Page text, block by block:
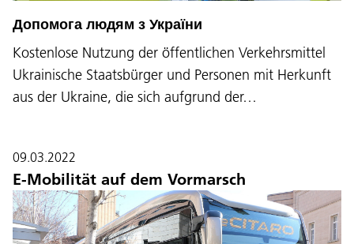
Допомога людям з України
Kostenlose Nutzung der öffentlichen Verkehrsmittel
Ukrainische Staatsbürger und Personen mit Herkunft
aus der Ukraine, die sich aufgrund der…
09.03.2022
E-Mobilität auf dem Vormarsch